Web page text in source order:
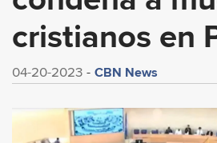
cristianos en
04-20-2023 CBN News